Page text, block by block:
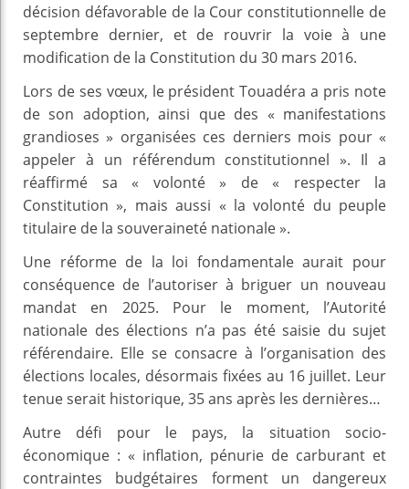
décision défavorable de la Cour constitutionnelle de
septembre dernier, et de rouvrir la voie à une
modification de la Constitution du 30 mars 2016.
Lors de ses vœux, le président Touadéra a pris note
de son adoption, ainsi que des « manifestations
grandioses » organisées ces derniers mois pour «
appeler à un référendum constitutionnel ». Il a
réaffirmé sa « volonté » de « respecter la
Constitution », mais aussi « la volonté du peuple
titulaire de la souveraineté nationale ».
Une réforme de la loi fondamentale aurait pour
conséquence de l’autoriser à briguer un nouveau
mandat en 2025. Pour le moment, l’Autorité
nationale des élections n’a pas été saisie du sujet
référendaire. Elle se consacre à l’organisation des
élections locales, désormais fixées au 16 juillet. Leur
tenue serait historique, 35 ans après les dernières…
Autre défi pour le pays, la situation socio-
économique : « inflation, pénurie de carburant et
contraintes budgétaires forment un dangereux